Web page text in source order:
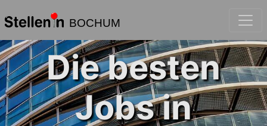
BOCHUM
Die besten
Jobs in